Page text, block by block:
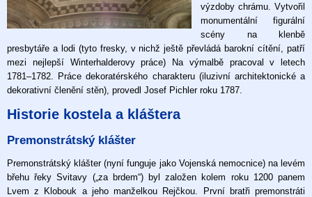
výzdoby chrámu. Vytvořil
monumentální figurální
scény na klenbě
presbytáře a lodi (tyto fresky, v nichž ještě převládá barokní cítění, patří
mezi nejlepší Winterhalderovy práce) Na výmalbě pracoval v letech
1781–1782. Práce dekoratérského charakteru (iluzivní architektonické a
dekorativní členění stěn), provedl Josef Pichler roku 1787.
Historie kostela a kláštera
Premonstrátský klášter
Premonstrátský klášter (nyní funguje jako Vojenská nemocnice) na levém
břehu řeky Svitavy („za brdem“) byl založen kolem roku 1200 panem
Lvem z Klobouk a jeho manželkou Rejčkou. První bratři premonstráti